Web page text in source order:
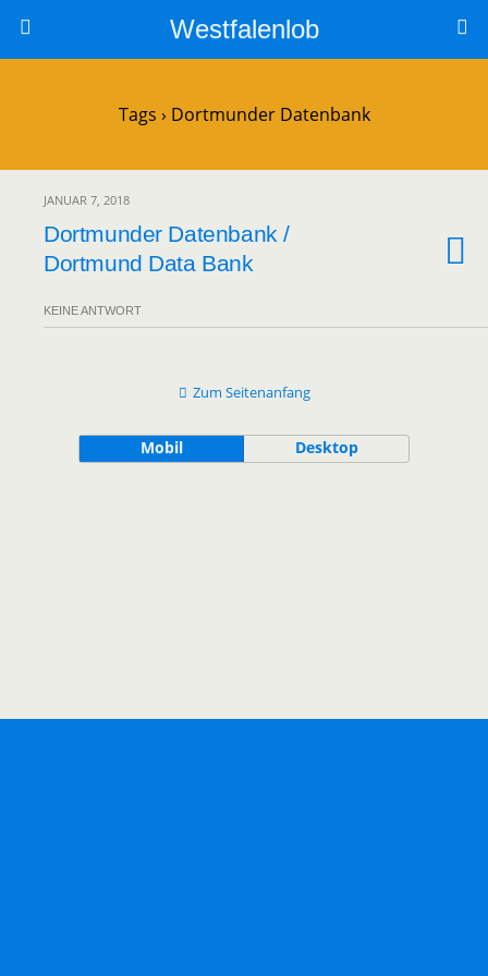
Westfalenlob
Tags › Dortmunder Datenbank
JANUAR 7, 2018
Dortmunder Datenbank /
Dortmund Data Bank
KEINE ANTWORT
Zum Seitenanfang
Mobil Desktop